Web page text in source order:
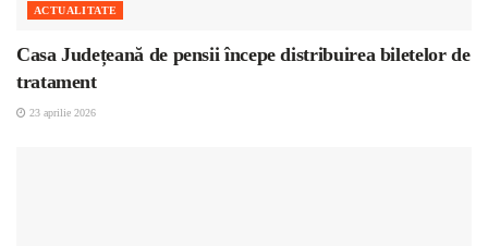
ACTUALITATE
Casa Județeană de pensii începe distribuirea biletelor de
tratament
23 aprilie 2026